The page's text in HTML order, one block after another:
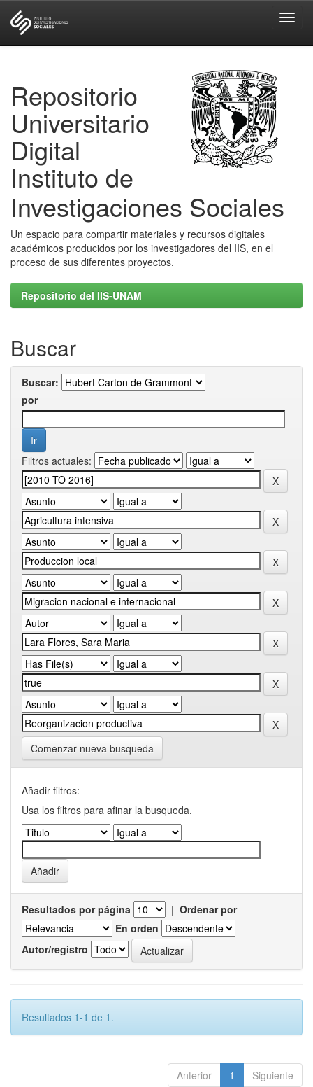
Repositorio
Universitario
Digital
Instituto de
Investigaciones Sociales
Un espacio para compartir materiales y recursos digitales
académicos producidos por los investigadores del IIS, en el
proceso de sus diferentes proyectos.
Repositorio del IIS-UNAM
Buscar
Buscar:
por
Filtros actuales:
Comenzar nueva busqueda
Añadir filtros:
Usa los filtros para afinar la busqueda.
Resultados por página | Ordenar por
En orden
Autor/registro
Resultados 1-1 de 1.
Anterior 1 Siguiente